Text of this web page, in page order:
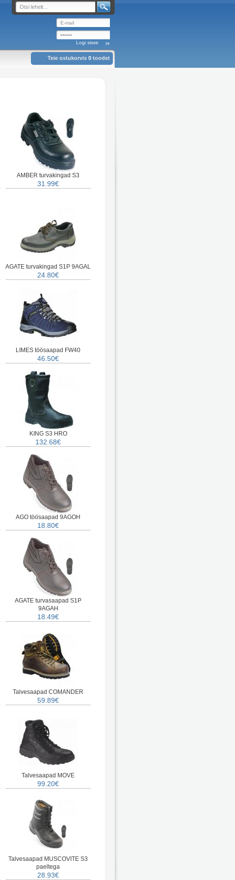
Teie ostukorvis 0 toodet
AMBER turvakingad S3
31.99€
AGATE turvakingad S1P 9AGAL
24.80€
LIMES töösaapad FW40
46.50€
KING S3 HRO
132.68€
AGO töösaapad 9AGOH
18.80€
AGATE turvasaapad S1P
9AGAH
18.49€
Talvesaapad COMANDER
59.89€
Talvesaapad MOVE
99.20€
Talvesaapad MUSCOVITE S3
paeltega
28.93€